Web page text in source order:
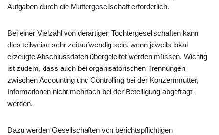
Aufgaben durch die Muttergesellschaft erforderlich.
Bei einer Vielzahl von derartigen Tochtergesellschaften kann
dies teilweise sehr zeitaufwendig sein, wenn jeweils lokal
erzeugte Abschlussdaten übergeleitet werden müssen. Wichtig
ist zudem, dass auch bei organisatorischen Trennungen
zwischen Accounting und Controlling bei der Konzernmutter,
Informationen nicht mehrfach bei der Beteiligung abgefragt
werden.
Dazu werden Gesellschaften von berichtspflichtigen